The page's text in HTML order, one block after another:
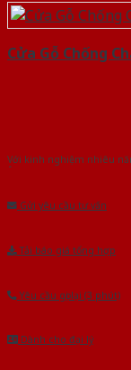
Cửa Gỗ Chống
Với kinh nghiệm nhiêu
Gửi yêu cầu tư vấn
Tải báo giá tổng hợp
Yêu cầu gọi lại (3 phút)
Dành cho đại lý